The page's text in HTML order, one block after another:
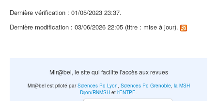
Dernière vérification : 01/05/2023 23:37.
Dernière modification : 03/06/2026 22:05 (titre : mise à jour).
Mir@bel, le site qui facilite l'accès aux revues
Mir@bel est piloté parSciences Po Lyon, Sciences Po Grenoble, la MSH
Dijon/RNMSH et l'ENTPE.